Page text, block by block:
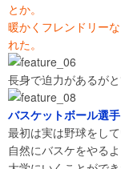
とか。
暖かくフレンドリー
れた。
長身で迫力があるが
バスケットボール選
最初は実は野球をし
自然にバスケをやる